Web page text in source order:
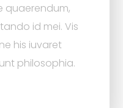
quaerendum,
id mei. Vis
his iuvaret
philosophia.